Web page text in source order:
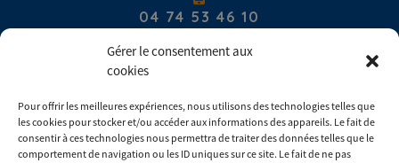
Gérer le consentement aux
cookies
Pour offrir les meilleures expériences, nous utilisons des technologies telles que
les cookies pour stocker et/ou accéder aux informations des appareils. Le fait de
consentir à ces technologies nous permettra de traiter des données telles que le
comportement de navigation ou les ID uniques sur ce site. Le fait de ne pas
04 74 53 46 10
contact@com-europ-equipement.com
Du lundi au vendredi : 8h00 - 17h30